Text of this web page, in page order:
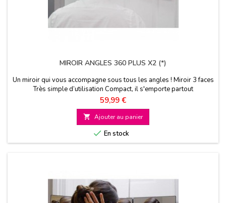
MIROIR ANGLES 360 PLUS X2 (*)
Un miroir qui vous accompagne sous tous les angles ! Miroir 3 faces
Très simple d’utilisation Compact, il s'emporte partout
Prix
59,99 €
 Ajouter au panier
 En stock